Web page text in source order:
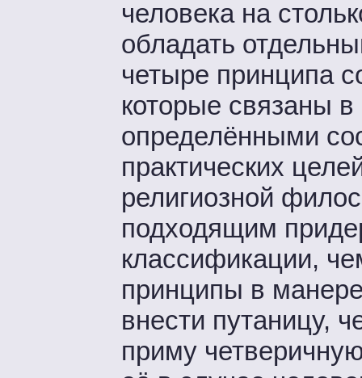
человека на
обладать
четыре принципа
которые связаны
определёнными
практических
религиозной
подходящим
классификации,
принципы в
внести путаницу,
приму